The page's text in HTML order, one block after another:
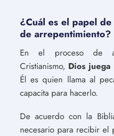
¿Cuál es el papel
de arrepentimiento?
En el proceso de
Cristianismo, Dios
Él es quien llama al
capacita para hacerlo.
De acuerdo con la
necesario para recibir el